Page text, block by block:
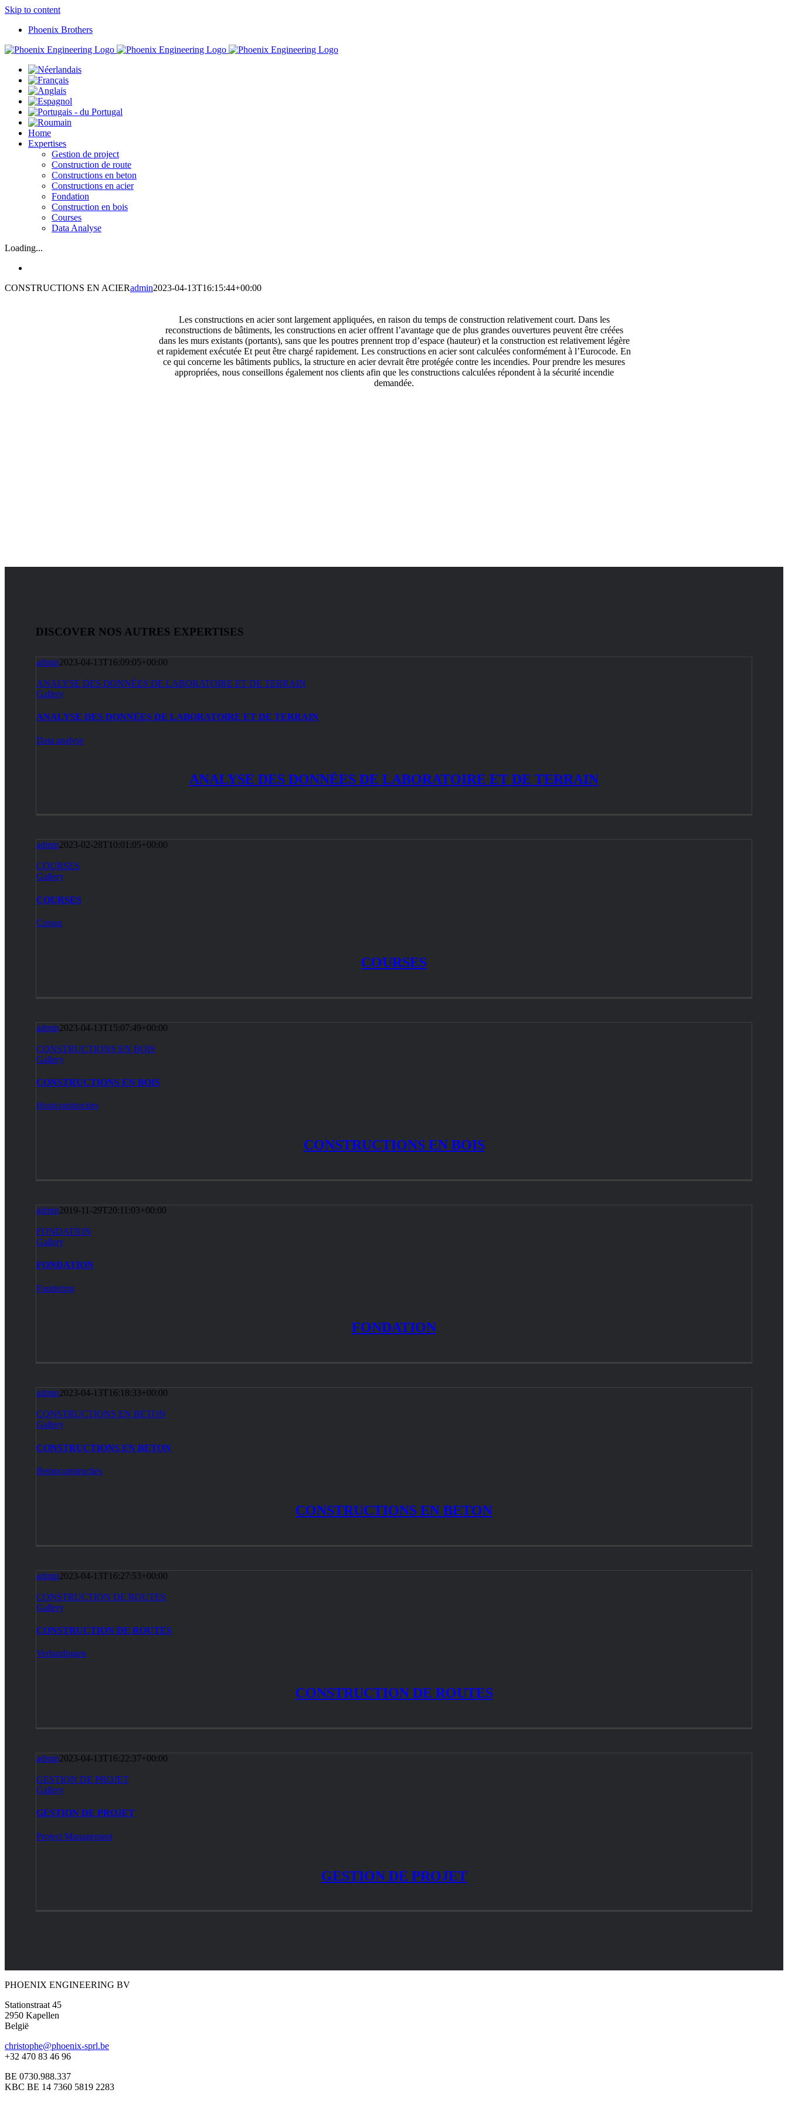
Skip to content
Phoenix Brothers
Home
Expertises
Gestion de project
Construction de route
Constructions en beton
Constructions en acier
Fondation
Construction en bois
Courses
Data Analyse
Loading...
CONSTRUCTIONS EN ACIERadmin2023-04-13T16:15:44+00:00
Les constructions en acier sont largement appliquées, en raison du temps de construction relativement court. Dans les
reconstructions de bâtiments, les constructions en acier offrent l’avantage que de plus grandes ouvertures peuvent être créées
dans les murs existants (portants), sans que les poutres prennent trop d’espace (hauteur) et la construction est relativement légère
et rapidement exécutée Et peut être chargé rapidement. Les constructions en acier sont calculées conformément à l’Eurocode. En
ce qui concerne les bâtiments publics, la structure en acier devrait être protégée contre les incendies. Pour prendre les mesures
appropriées, nous conseillons également nos clients afin que les constructions calculées répondent à la sécurité incendie
demandée.
DISCOVER NOS AUTRES EXPERTISES
admin2023-04-13T16:09:05+00:00
ANALYSE DES DONNÉES DE LABORATOIRE ET DE TERRAIN
Gallery
ANALYSE DES DONNÉES DE LABORATOIRE ET DE TERRAIN
Data analyse
ANALYSE DES DONNÉES DE LABORATOIRE ET DE TERRAIN
admin2023-02-28T10:01:05+00:00
COURSES
Gallery
COURSES
Cursus
COURSES
admin2023-04-13T15:07:49+00:00
CONSTRUCTIONS EN BOIS
Gallery
CONSTRUCTIONS EN BOIS
Houtconstructies
CONSTRUCTIONS EN BOIS
admin2019-11-29T20:11:03+00:00
FONDATION
Gallery
FONDATION
Fundering
FONDATION
admin2023-04-13T16:18:33+00:00
CONSTRUCTIONS EN BETON
Gallery
CONSTRUCTIONS EN BETON
Betonconstructies
CONSTRUCTIONS EN BETON
admin2023-04-13T16:27:53+00:00
CONSTRUCTION DE ROUTES
Gallery
CONSTRUCTION DE ROUTES
Verhardingen
CONSTRUCTION DE ROUTES
admin2023-04-13T16:22:37+00:00
GESTION DE PROJET
Gallery
GESTION DE PROJET
Project Management
GESTION DE PROJET
PHOENIX ENGINEERING BV
Stationstraat 45
2950 Kapellen
België
christophe@phoenix-sprl.be
+32 470 83 46 96
BE 0730.988.337
KBC BE 14 7360 5819 2283